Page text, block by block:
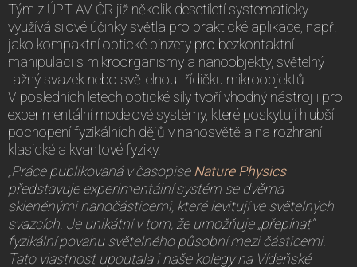
Tým z ÚPT AV ČR již několik desetiletí systematicky
využívá silové účinky světla pro praktické aplikace, např.
jako kompaktní optické pinzety pro bezkontaktní
manipulaci s mikroorganismy a nanoobjekty, světelný
tažný svazek nebo světelnou třídičku mikroobjektů.
V posledních letech optické síly tvoří vhodný nástroj i pro
experimentální modelové systémy, které poskytují hlubší
pochopení fyzikálních dějů v nanosvětě a na rozhraní
klasické a kvantové fyziky.
„Práce publikovaná v časopise Nature Physics
představuje experimentální systém se dvěma
skleněnými nanočásticemi, které levitují ve světelných
svazcích. Je unikátní v tom, že umožňuje „přepínat“
fyzikální povahu světelného působní mezi částicemi.
Tato vlastnost upoutala i naše kolegy na Vídeňské